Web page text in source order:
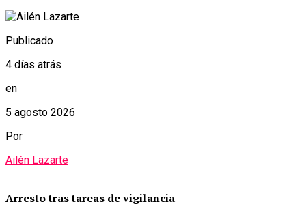
Publicado
4 días atrás
en
5 agosto 2026
Por
Ailén Lazarte
Arresto tras tareas de vigilancia